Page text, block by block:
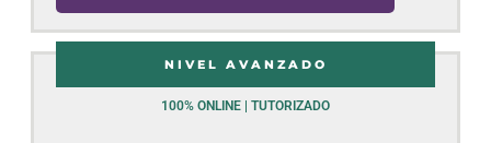
NIVEL AVANZADO
100% ONLINE | TUTORIZADO